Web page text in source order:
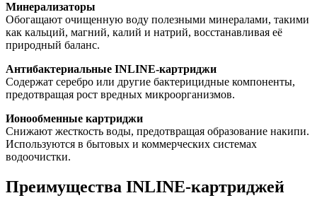
Минерализаторы
Обогащают очищенную воду полезными минералами, такими
как кальций, магний, калий и натрий, восстанавливая её
природный баланс.
Антибактериальные INLINE-картриджи
Содержат серебро или другие бактерицидные компоненты,
предотвращая рост вредных микроорганизмов.
Ионообменные картриджи
Снижают жесткость воды, предотвращая образование накипи.
Используются в бытовых и коммерческих системах
водоочистки.
Преимущества INLINE-картриджей